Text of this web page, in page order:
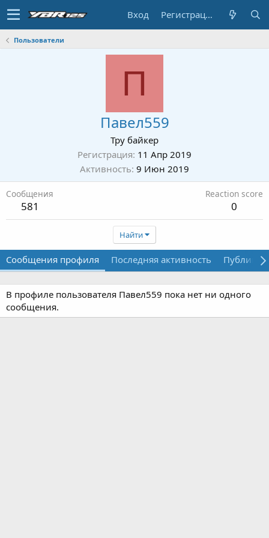
Вход Регистрация
Пользователи
П
Павел559
Тру байкер
Регистрация 11 Апр 2019
Активность 9 Июн 2019
Сообщения
581
Reaction score
0
Найти
Сообщения профиля Последняя активность
В профиле пользователя Павел559 пока нет ни одного
сообщения.